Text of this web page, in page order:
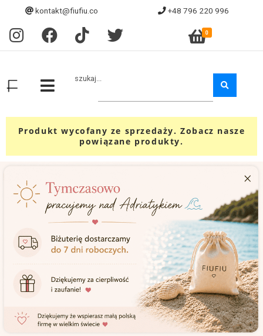
kontakt@fiufiu.co +48 796 220 996
0
szukaj...
Produkt wycofany ze sprzedaży. Zobacz nasze
powiązane produkty.